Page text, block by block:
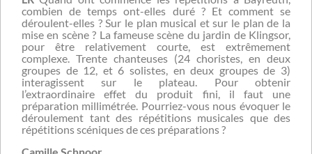
combien de temps ont-elles duré ? Et comment se
déroulent-elles ? Sur le plan musical et sur le plan de la
mise en scène ? La fameuse scène du jardin de Klingsor,
pour être relativement courte, est extrêmement
complexe. Trente chanteuses (24 choristes, en deux
groupes de 12, et 6 solistes, en deux groupes de 3)
interagissent sur le plateau. Pour obtenir
l’extraordinaire effet du produit fini, il faut une
préparation millimétrée. Pourriez-vous nous évoquer le
déroulement tant des répétitions musicales que des
répétitions scéniques de ces préparations ?
Camille Schnoor